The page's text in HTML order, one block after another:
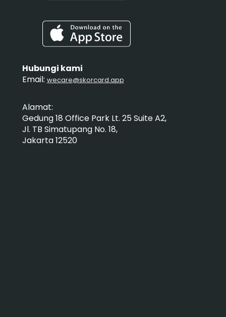
Hubungi kami
Email: wecare@skorcard.app
Alamat:
Gedung 18 Office Park Lt. 25 Suite A2,
Jl. TB Simatupang No. 18,
Jakarta 12520